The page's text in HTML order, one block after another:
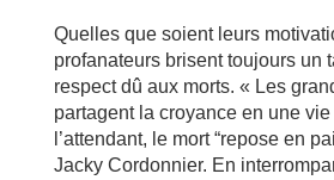
Quelles que soient leurs
profanateurs brisent toujours un
respect dû aux morts. « Les
partagent la croyance en une
l’attendant, le mort “repose en
Jacky Cordonnier. En